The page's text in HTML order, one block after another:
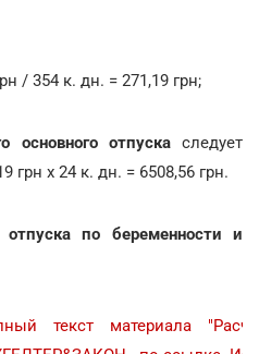
/ 354 к. дн. = 271,19 грн;
основного отпускаследует
грн х 24 к. дн. = 6508,56 грн.
по беременности и
текст материала